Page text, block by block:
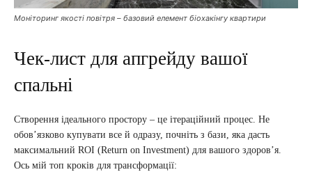
Моніторинг якості повітря – базовий елемент біохакінгу квартири
Чек-лист для апгрейду вашої
спальні
Створення ідеального простору – це ітераційний процес. Не
обов’язково купувати все й одразу, почніть з бази, яка дасть
максимальний ROI (Return on Investment) для вашого здоров’я.
Ось мій топ кроків для трансформації: